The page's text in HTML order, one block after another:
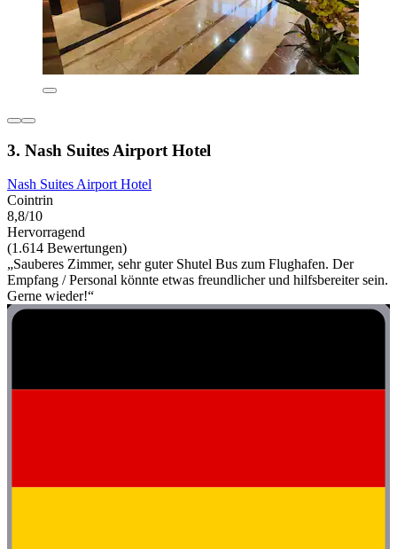
3. Nash Suites Airport Hotel
Nash Suites Airport Hotel
Cointrin
8,8/10
Hervorragend
(1.614 Bewertungen)
„Sauberes Zimmer, sehr guter Shutel Bus zum Flughafen. Der
Empfang / Personal könnte etwas freundlicher und hilfsbereiter sein.
Gerne wieder!“